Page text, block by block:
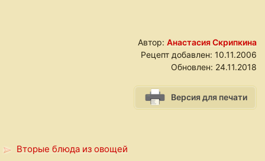
Автор: Анастасия Скрипкина
Рецепт добавлен: 10.11.2006
Обновлен: 24.11.2018
Версия для печати
Вторые блюда из овощей